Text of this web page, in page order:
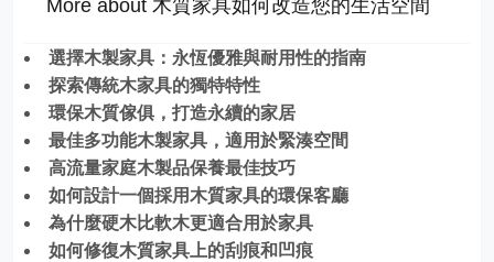
More about 木質家具如何改造您的生活空間
選擇木製家具：永恆優雅與耐用性的指南
探索傳統木家具的獨特特性
環保木質傢俱，打造永續的家居
最佳多功能木製家具，適用於緊湊空間
高流量家庭木製品保養最佳技巧
如何設計一個採用木質家具的環保客廳
為什麼硬木比軟木更適合用於家具
如何修復木質家具上的刮痕和凹痕